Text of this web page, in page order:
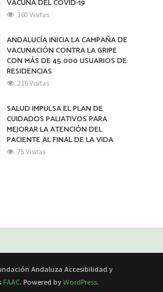
VACUNA DEL COVID-19
160 Visitas
ANDALUCÍA INICIA LA CAMPAÑA DE
VACUNACIÓN CONTRA LA GRIPE
CON MÁS DE 45.000 USUARIOS DE
RESIDENCIAS
216 Visitas
SALUD IMPULSA EL PLAN DE
CUIDADOS PALIATIVOS PARA
MEJORAR LA ATENCIÓN DEL
PACIENTE AL FINAL DE LA VIDA
75 Visitas
Andaluza Accesibilidad y
FAAC. Powered by WordPress.